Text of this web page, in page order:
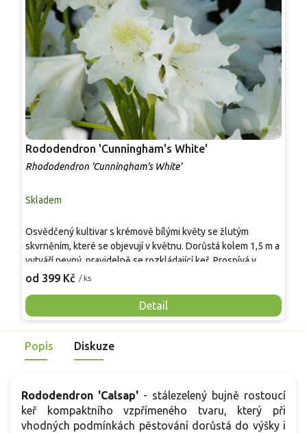
Rododendron 'Cunningham's White'
Rhododendron 'Cunningham's White'
Skladem
od 399 Kč / ks
Detail
Osvědčený kultivar s krémově bílými květy se žlutým
skvrněním, které se objevují v květnu. Dorůstá kolem 1,5 m a
vytváří pevný, pravidelně se rozkládající keř. Prospívá v
polostínu, v kyselé a humózní půdě se stálou mírnou
každoročního kvetení je vhodný do rododendronových
výsadeb i jako spolehlivý solitér.
Popis Diskuze
Rododendron 'Calsap' - stálezelený bujně rostoucí
keř kompaktního vzpřímeného tvaru, který při
vhodných podmínkách pěstování dorůstá do výšky i